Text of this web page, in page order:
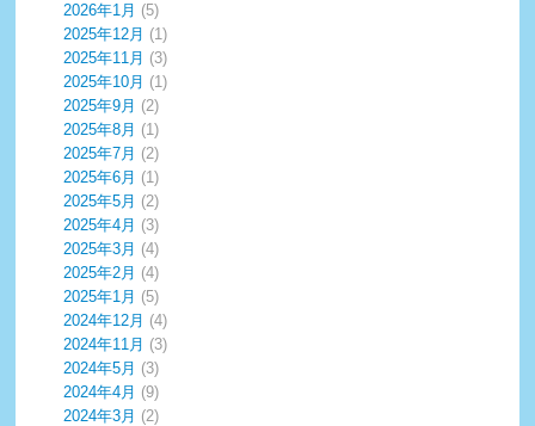
2026年1月 (5)
2025年12月 (1)
2025年11月 (3)
2025年10月 (1)
2025年9月 (2)
2025年8月 (1)
2025年7月 (2)
2025年6月 (1)
2025年5月 (2)
2025年4月 (3)
2025年3月 (4)
2025年2月 (4)
2025年1月 (5)
2024年12月 (4)
2024年11月 (3)
2024年5月 (3)
2024年4月 (9)
2024年3月 (2)